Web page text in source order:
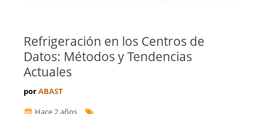
Refrigeración en los Centros de
Datos: Métodos y Tendencias
Actuales
porABAST
Hace 2 años